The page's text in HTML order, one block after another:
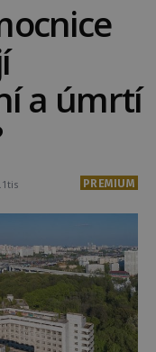
a úmrtí
PREMIUM